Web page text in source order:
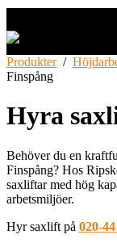
Produkter/
Finspång
Hyra
Behöver du en
Finspång? Hos
saxliftar med hög
arbetsmiljöer.
Hyr saxlift på 020-